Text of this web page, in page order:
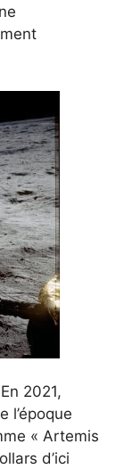
En 2021,
l’époque
« Artemis
d’ici